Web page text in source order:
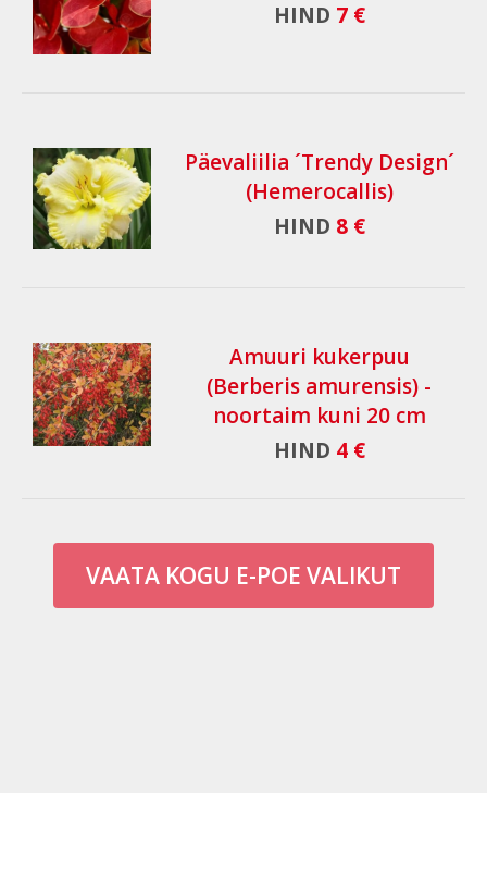
HIND 7 €
Päevaliilia ´Trendy Design´
(Hemerocallis)
HIND 8 €
Amuuri kukerpuu
(Berberis amurensis) -
noortaim kuni 20 cm
HIND 4 €
VAATA KOGU E-POE VALIKUT